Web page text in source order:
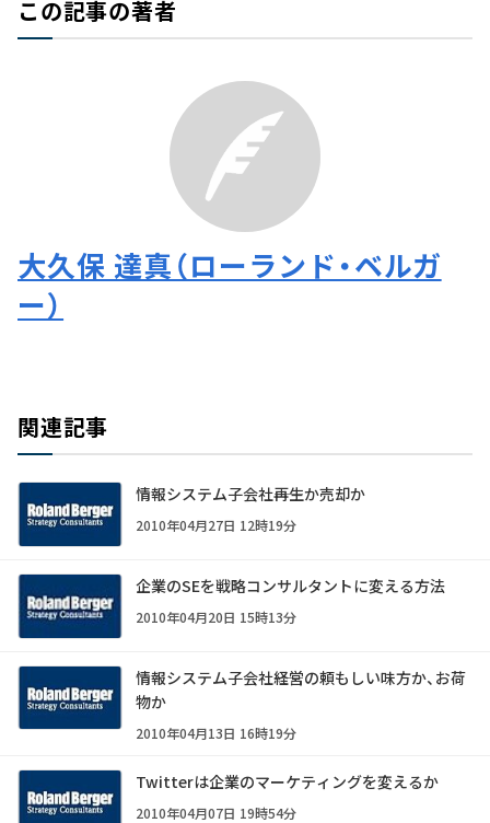
この記事の著者
大久保 達真（ローランド・ベルガ
ー）
関連記事
情報システム子会社――再生か売却か
2010年04月27日 12時19分
企業のSEを戦略コンサルタントに変える方法
2010年04月20日 15時13分
情報システム子会社――経営の頼もしい味方か、お荷
物か
2010年04月13日 16時19分
Twitterは企業のマーケティングを変えるか
2010年04月07日 19時54分